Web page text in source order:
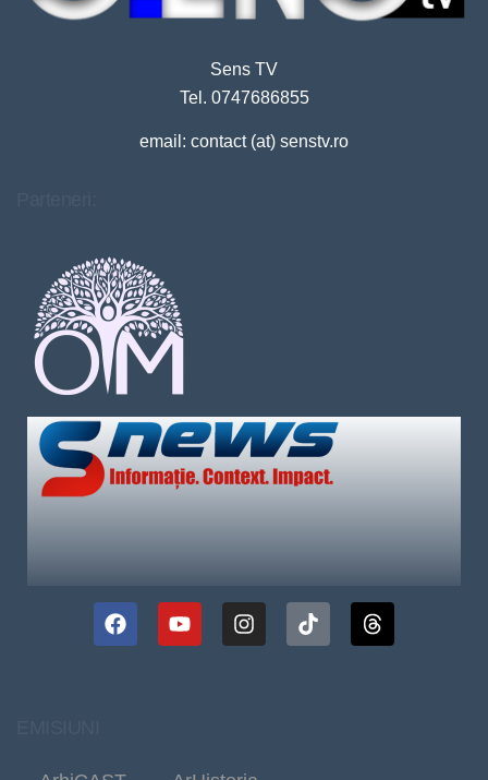
Sens TV
Tel. 0747686855
email: contact (at) senstv.ro